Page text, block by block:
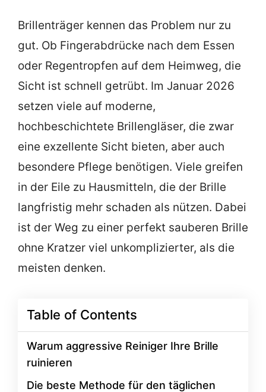
Brillenträger kennen das Problem nur zu
gut. Ob Fingerabdrücke nach dem Essen
oder Regentropfen auf dem Heimweg, die
Sicht ist schnell getrübt. Im Januar 2026
setzen viele auf moderne,
hochbeschichtete Brillengläser, die zwar
eine exzellente Sicht bieten, aber auch
besondere Pflege benötigen. Viele greifen
in der Eile zu Hausmitteln, die der Brille
langfristig mehr schaden als nützen. Dabei
ist der Weg zu einer perfekt sauberen Brille
ohne Kratzer viel unkomplizierter, als die
meisten denken.
Table of Contents
Warum aggressive Reiniger Ihre Brille
ruinieren
Die beste Methode für den täglichen